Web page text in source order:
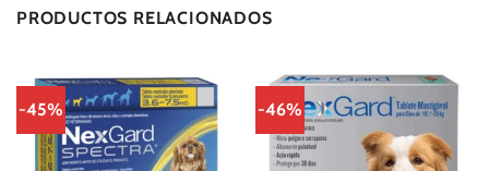
PRODUCTOS RELACIONADOS
-45% -46%